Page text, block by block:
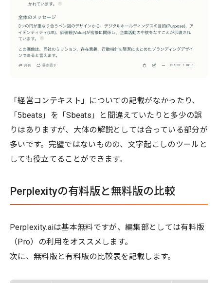
「経営コンテキスト」についての記載がなかったり、
「5beats」を「Sbeats」と間違えていたりと多少の誤
りはありますが、大体の解説としては合っている部分が
多いです。完璧ではないものの、文字起こしのツールと
しても役立てることができます。
Perplexityの有料版と無料版の比較
Perplexity.aiは基本無料ですが、編集部としては有料版
（Pro）の利用をオススメします。
次に、無料版と有料版の比較表を記載します。